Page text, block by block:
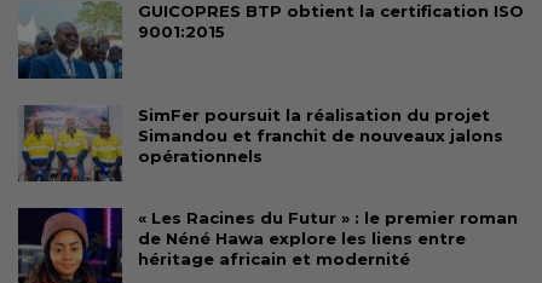
GUICOPRES BTP obtient la certification ISO
9001:2015
SimFer poursuit la réalisation du projet
Simandou et franchit de nouveaux jalons
opérationnels
« Les Racines du Futur » : le premier roman
de Néné Hawa explore les liens entre
héritage africain et modernité